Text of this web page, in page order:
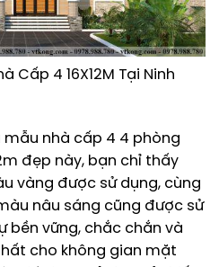
Cấp 4 16X12M Tại Ninh
mẫu nhà cấp 4 4 phòng
đẹp này, bạn chỉ thấy
vàng được sử dụng, cùng
nâu sáng cũng được sử
bền vững, chắc chắn và
cho không gian mặt